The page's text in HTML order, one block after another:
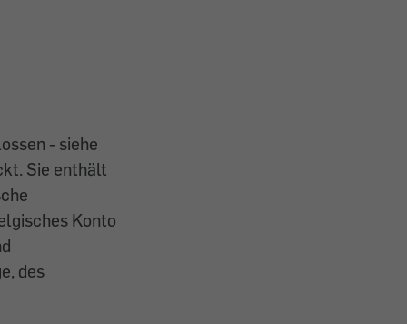
- siehe
Sie enthält
Konto
des